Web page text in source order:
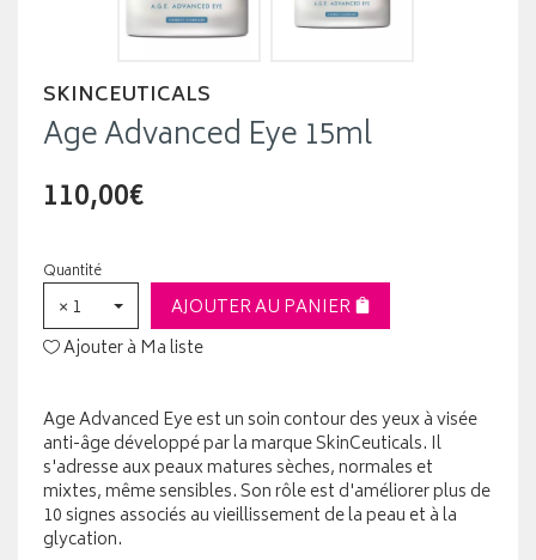
SKINCEUTICALS
Age Advanced Eye 15ml
110,00€
Quantité
× 1
AJOUTER AU PANIER
Ajouter à Ma liste
Age Advanced Eye est un soin contour des yeux à visée
anti-âge développé par la marque SkinCeuticals. Il
s'adresse aux peaux matures sèches, normales et
mixtes, même sensibles. Son rôle est d'améliorer plus de
10 signes associés au vieillissement de la peau et à la
glycation.